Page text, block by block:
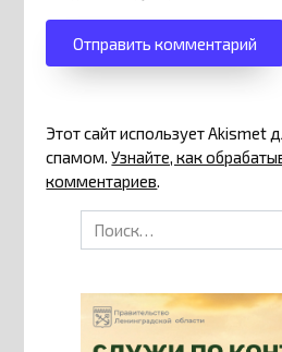
Этот сайт использует Akismet
спамом.Узнайте, как
комментариев.
Search
for: